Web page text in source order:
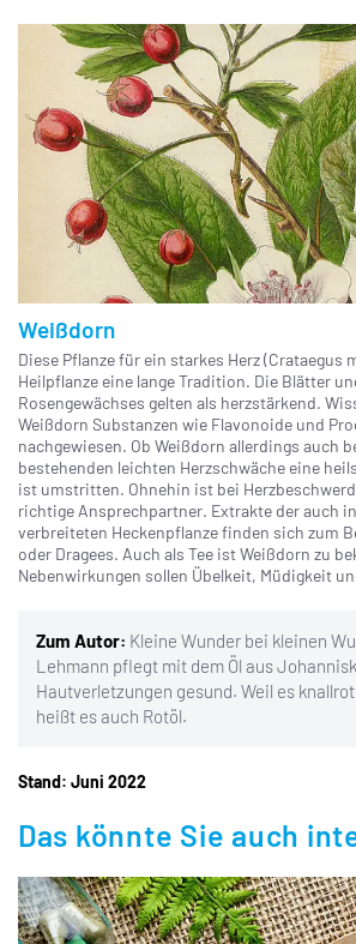
Weißdorn
Diese Pflanze für ein starkes Herz (Crataegus
Heilpflanze eine lange Tradition. Die Blätter
Rosengewächses gelten als herzstärkend.
Weißdorn Substanzen wie Flavonoide und
nachgewiesen. Ob Weißdorn allerdings auch
bestehenden leichten Herzschwäche eine
ist umstritten. Ohnehin ist bei
richtige Ansprechpartner. Extrakte der auch
verbreiteten Heckenpflanze finden sich zum
oder Dragees. Auch als Tee ist Weißdorn zu
Nebenwirkungen sollen Übelkeit, Müdigkeit
Zum Autor: Kleine Wunder bei kleinen
Lehmann pflegt mit dem Öl aus
Hautverletzungen gesund. Weil es
heißt es auch Rotöl.
Stand: Juni 2022
Das könnte Sie auch